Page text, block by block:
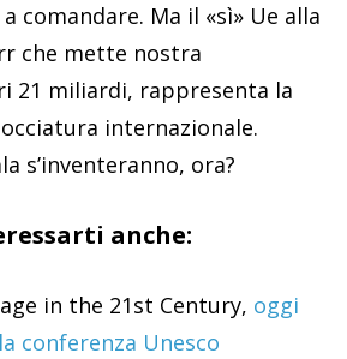
comandare. Ma il «sì» Ue alla
che mette nostra
21 miliardi, rappresenta la
internazionale.
s’inventeranno, ora?
anche:
in the 21st Century, oggi
conferenza Unesco